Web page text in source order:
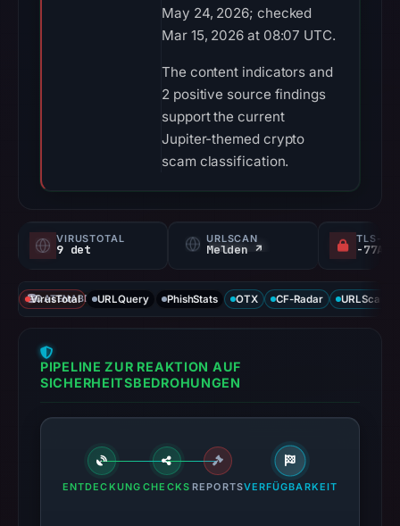
May 24, 2026; checked
Mar 15, 2026 at 08:07 UTC.
The content indicators and
2 positive source findings
support the current
Jupiter-themed crypto
scam classification.
VIRUSTOTAL
9 det
URLSCAN
Melden ↗
TLS-
DATENABDECKUNG
VirusTotal URLQuery PhishStats OTX CF-Radar URLScan
PIPELINE ZUR REAKTION AUF
SICHERHEITSBEDROHUNGEN
ENTDECKUNG CHECKS REPORTSVERFÜGBARKEIT